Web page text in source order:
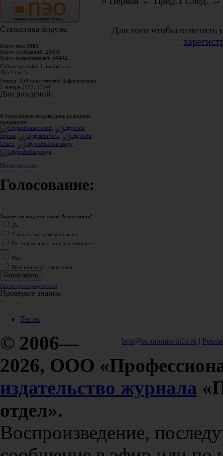
Статистика форума:
Всего тем: 5901
Всего сообщений: 25055
Всего пользователей: 54402
Сейчас на сайте 1 посетитель.
Это 1 гость.
Рекорд: 150 посетителей. Зафиксирован
5 января 2017, 13:48
Дни рождений:
В ближайшую неделю день рождения
празднуют:
анатолий
Ирина
Vera
Ольга
Александр
Надежда
Посмотреть все
Голосование:
Знаете ли вы, что такое Ассессмент?
Да
Слышал, но толком не знаю
Не только знаю, но и участвовал в
нем
Нет
Мне плохо от таких слов
Посмотреть результаты
Проверьте знания
Тесты
Для того чтобы
box@economist-info.ru |
© 2006—
2026, ООО
издательство журнала
отдел».
Воспроизведение,